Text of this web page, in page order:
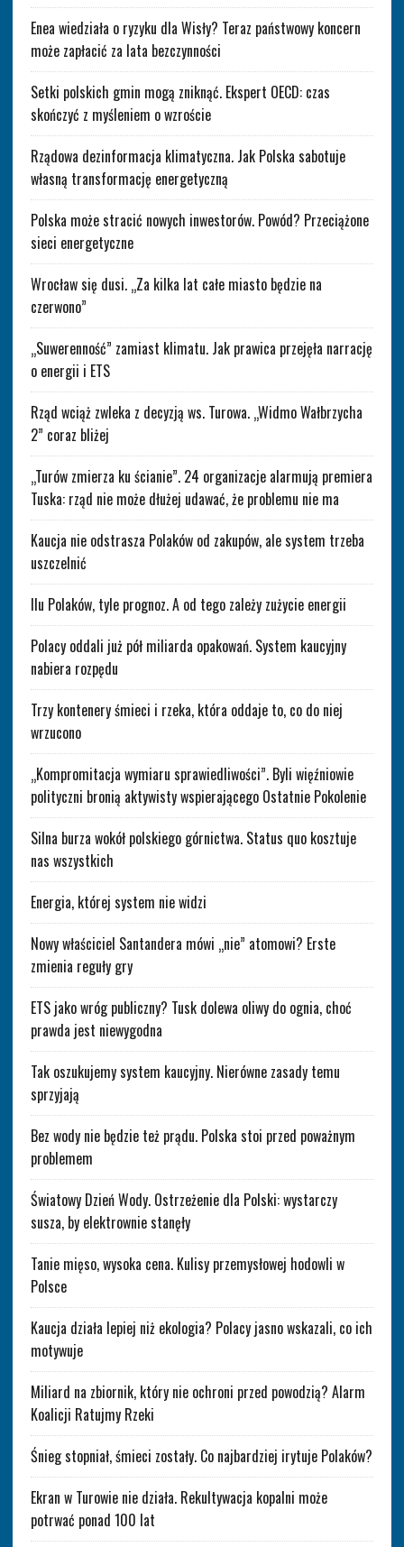
Enea wiedziała o ryzyku dla Wisły? Teraz państwowy koncern
może zapłacić za lata bezczynności
Setki polskich gmin mogą zniknąć. Ekspert OECD: czas
skończyć z myśleniem o wzroście
Rządowa dezinformacja klimatyczna. Jak Polska sabotuje
własną transformację energetyczną
Polska może stracić nowych inwestorów. Powód? Przeciążone
sieci energetyczne
Wrocław się dusi. „Za kilka lat całe miasto będzie na
czerwono”
„Suwerenność” zamiast klimatu. Jak prawica przejęła narrację
o energii i ETS
Rząd wciąż zwleka z decyzją ws. Turowa. „Widmo Wałbrzycha
2” coraz bliżej
„Turów zmierza ku ścianie”. 24 organizacje alarmują premiera
Tuska: rząd nie może dłużej udawać, że problemu nie ma
Kaucja nie odstrasza Polaków od zakupów, ale system trzeba
uszczelnić
Ilu Polaków, tyle prognoz. A od tego zależy zużycie energii
Polacy oddali już pół miliarda opakowań. System kaucyjny
nabiera rozpędu
Trzy kontenery śmieci i rzeka, która oddaje to, co do niej
wrzucono
„Kompromitacja wymiaru sprawiedliwości”. Byli więźniowie
polityczni bronią aktywisty wspierającego Ostatnie Pokolenie
Silna burza wokół polskiego górnictwa. Status quo kosztuje
nas wszystkich
Energia, której system nie widzi
Nowy właściciel Santandera mówi „nie” atomowi? Erste
zmienia reguły gry
ETS jako wróg publiczny? Tusk dolewa oliwy do ognia, choć
prawda jest niewygodna
Tak oszukujemy system kaucyjny. Nierówne zasady temu
sprzyjają
Bez wody nie będzie też prądu. Polska stoi przed poważnym
problemem
Światowy Dzień Wody. Ostrzeżenie dla Polski: wystarczy
susza, by elektrownie stanęły
Tanie mięso, wysoka cena. Kulisy przemysłowej hodowli w
Polsce
Kaucja działa lepiej niż ekologia? Polacy jasno wskazali, co ich
motywuje
Miliard na zbiornik, który nie ochroni przed powodzią? Alarm
Koalicji Ratujmy Rzeki
Śnieg stopniał, śmieci zostały. Co najbardziej irytuje Polaków?
Ekran w Turowie nie działa. Rekultywacja kopalni może
potrwać ponad 100 lat